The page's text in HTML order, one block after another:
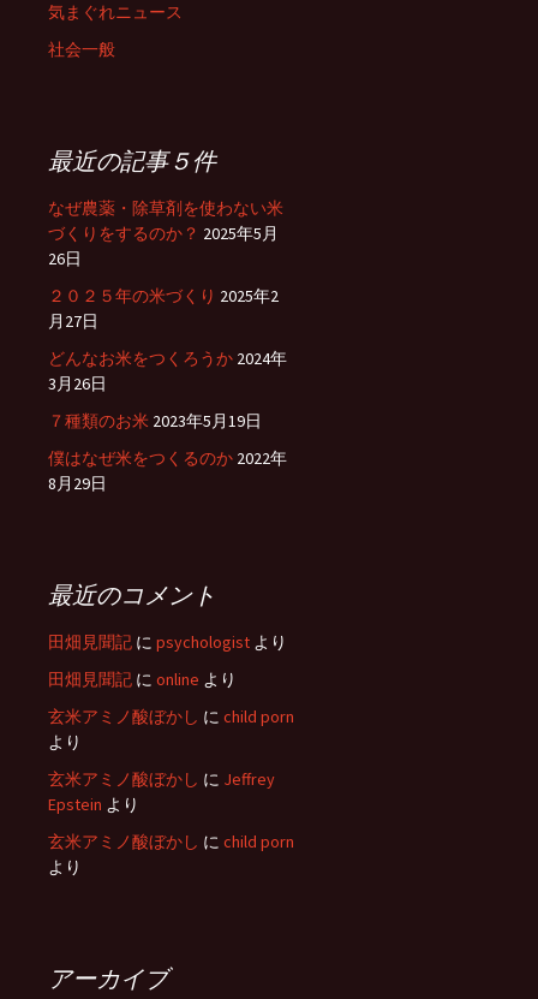
気まぐれニュース
社会一般
最近の記事５件
なぜ農薬・除草剤を使わない米
づくりをするのか？ 2025年5月
26日
２０２５年の米づくり 2025年2
月27日
どんなお米をつくろうか 2024年
3月26日
７種類のお米 2023年5月19日
僕はなぜ米をつくるのか 2022年
8月29日
最近のコメント
田畑見聞記 に psychologist より
田畑見聞記 に online より
玄米アミノ酸ぼかし に child porn
より
玄米アミノ酸ぼかし に Jeffrey
Epstein より
玄米アミノ酸ぼかし に child porn
より
アーカイブ